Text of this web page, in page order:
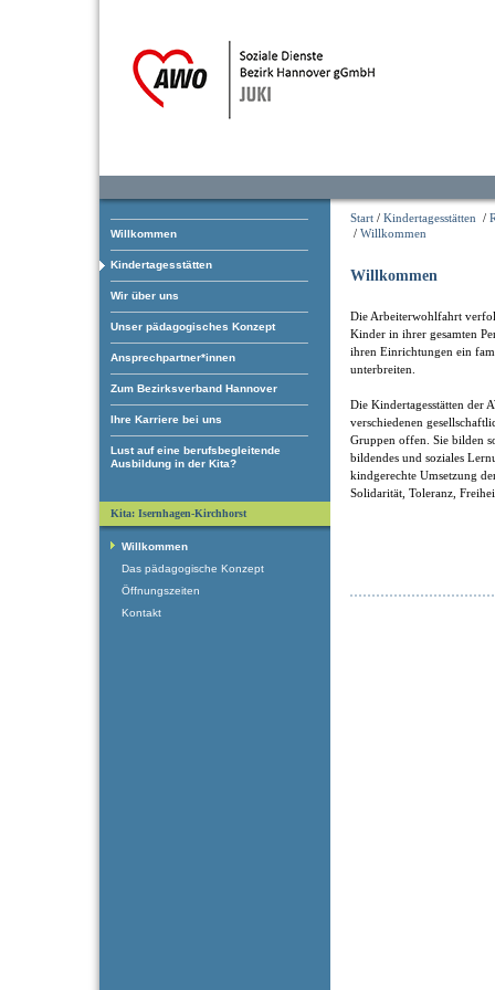
Willkommen
Kindertagesstätten
Wir über uns
Unser pädagogisches Konzept
Ansprechpartner*innen
Zum Bezirksverband Hannover
Ihre Karriere bei uns
Lust auf eine berufsbegleitende
Ausbildung in der Kita?
Start / Kindertagesstätten /
/ Willkommen
Willkommen
Die Arbeiterwohlfahrt
Kinder in ihrer gesamten
ihren Einrichtungen ein
unterbreiten.
Die Kindertagesstätten der
verschiedenen
Gruppen offen. Sie bilden
bildendes und soziales
kindgerechte Umsetzung
Solidarität, Toleranz,
Kita: Isernhagen-Kirchhorst
Willkommen
Das pädagogische Konzept
Öffnungszeiten
Kontakt